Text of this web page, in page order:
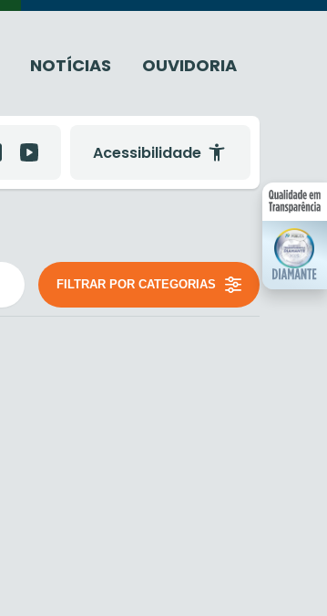
NOTÍCIAS OUVIDORIA
Acessibilidade
FILTRAR POR CATEGORIAS